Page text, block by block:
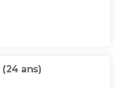
(24 ans)